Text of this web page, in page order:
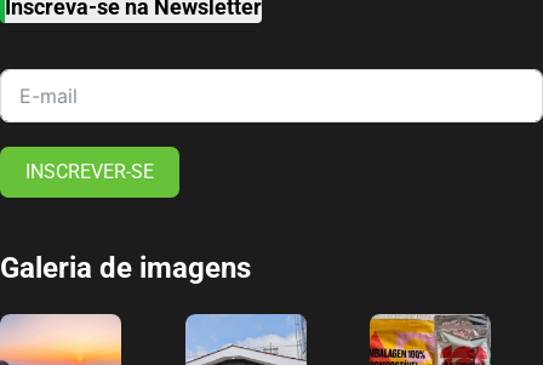
Inscreva-se na Newsletter
INSCREVER-SE
Galeria de imagens